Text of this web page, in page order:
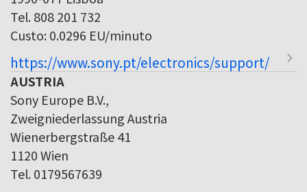
Tel. 808 201 732
Custo: 0.0296 EU/minuto
https://www.sony.pt/electronics/support/
AUSTRIA
Sony Europe B.V.,
Zweigniederlassung Austria
Wienerbergstraße 41
1120 Wien
Tel. 0179567639